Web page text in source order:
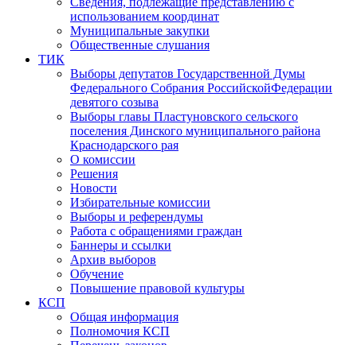
использованием координат
Муниципальные закупки
Общественные слушания
ТИК
Выборы депутатов Государственной Думы
Федерального Собрания РоссийскойФедерации
девятого созыва
Выборы главы Пластуновского сельского
поселения Динского муниципального района
Краснодарского рая
О комиссии
Решения
Новости
Избирательные комиссии
Выборы и референдумы
Работа с обращениями граждан
Баннеры и ссылки
Архив выборов
Обучение
Повышение правовой культуры
КСП
Общая информация
Полномочия КСП